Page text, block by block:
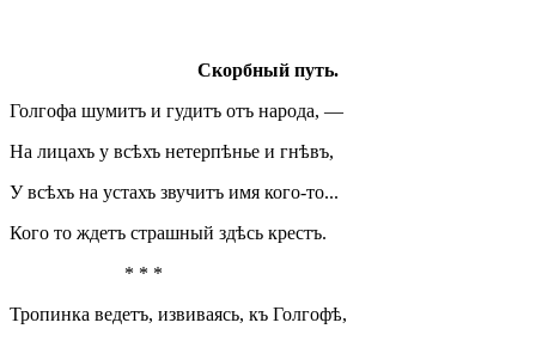
Скорбный путь.
Голгофа шумитъ и гудитъ отъ народа, —
На лицахъ у всѣхъ нетерпѣнье и гнѣвъ,
У всѣхъ на устахъ звучитъ имя кого-то...
Кого то ждетъ страшный здѣсь крестъ.
* * *
Тропинка ведетъ, извиваясь, къ Голгофѣ,